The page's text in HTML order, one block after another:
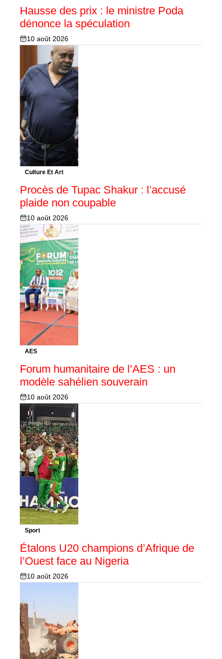
Hausse des prix : le ministre Poda
dénonce la spéculation
10 août 2026
Culture Et Art
Procès de Tupac Shakur : l’accusé
plaide non coupable
10 août 2026
AES
Forum humanitaire de l’AES : un
modèle sahélien souverain
10 août 2026
Sport
Étalons U20 champions d’Afrique de
l’Ouest face au Nigeria
10 août 2026